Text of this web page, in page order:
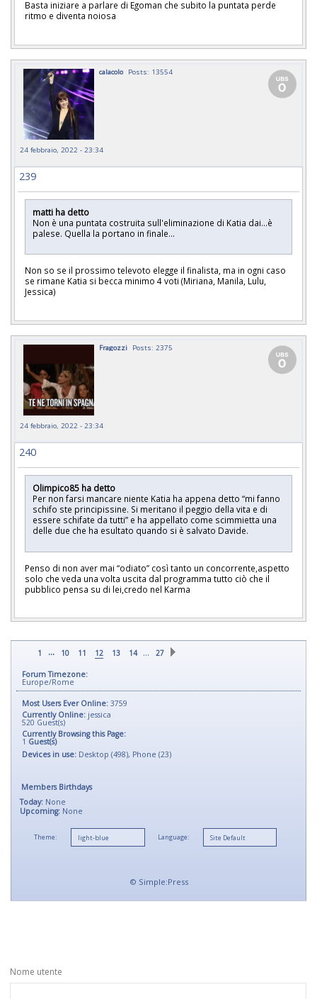
Basta iniziare a parlare di Egoman che subito la puntata perde
ritmo e diventa noiosa
calacolo Posts: 13554
24 febbraio, 2022 - 23:34
239
matti ha detto
Non è una puntata costruita sull'eliminazione di Katia dai...è
palese. Quella la portano in finale...
Non so se il prossimo televoto elegge il finalista, ma in ogni caso
se rimane Katia si becca minimo 4 voti (Miriana, Manila, Lulu,
Jessica)
Fragozzi Posts: 2375
24 febbraio, 2022 - 23:34
240
Olimpico85 ha detto
Per non farsi mancare niente Katia ha appena detto “mi fanno
schifo ste principissine. Si meritano il peggio della vita e di
essere schifate da tutti” e ha appellato come scimmietta una
delle due che ha esultato quando si è salvato Davide.
Penso di non aver mai “odiato” così tanto un concorrente,aspetto
solo che veda una volta uscita dal programma tutto ciò che il
pubblico pensa su di lei,credo nel Karma
1 ... 10 11 12 13 14 … 27
Forum Timezone:
Europe/Rome
Most Users Ever Online: 3759
Currently Online: jessica
520 Guest(s)
Currently Browsing this Page:
1 Guest(s)
Devices in use: Desktop (498), Phone (23)
Members Birthdays
Today: None
Upcoming: None
Theme: Language:
© Simple:Press
Nome utente